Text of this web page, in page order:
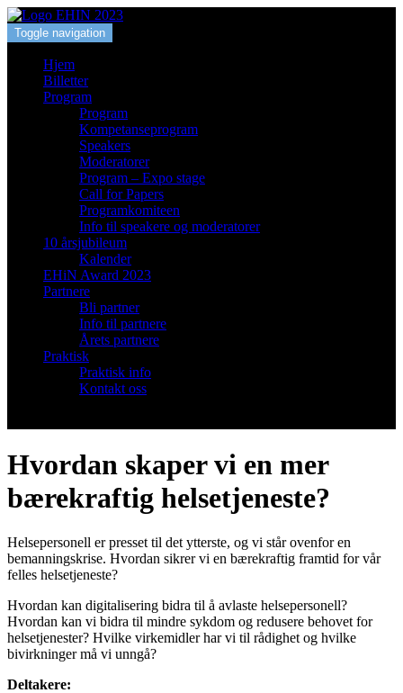
Toggle navigation
Hjem
Billetter
Program
Program
Kompetanseprogram
Speakers
Moderatorer
Program – Expo stage
Call for Papers
Programkomiteen
Info til speakere og moderatorer
10 årsjubileum
Kalender
EHiN Award 2023
Partnere
Bli partner
Info til partnere
Årets partnere
Praktisk
Praktisk info
Kontakt oss
Hvordan skaper vi en mer
bærekraftig helsetjeneste?
Helsepersonell er presset til det ytterste, og vi står ovenfor en
bemanningskrise. Hvordan sikrer vi en bærekraftig framtid for vår
felles helsetjeneste?
Hvordan kan digitalisering bidra til å avlaste helsepersonell?
Hvordan kan vi bidra til mindre sykdom og redusere behovet for
helsetjenester? Hvilke virkemidler har vi til rådighet og hvilke
bivirkninger må vi unngå?
Deltakere: